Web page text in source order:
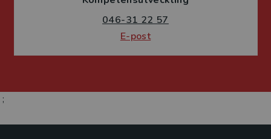
046-31 22 57
E-post
;